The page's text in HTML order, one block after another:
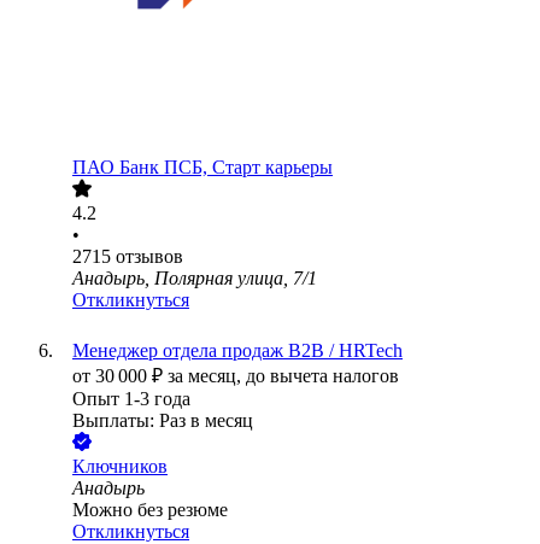
ПАО Банк ПСБ, Старт карьеры
4.2
•
2715 отзывов
Анадырь, Полярная улица, 7/1
Откликнуться
Менеджер отдела продаж B2B / HRTech
от 30 000 ₽ за месяц, до вычета налогов
Опыт 1-3 года
Выплаты: Раз в месяц
Ключников
Анадырь
Можно без резюме
Откликнуться